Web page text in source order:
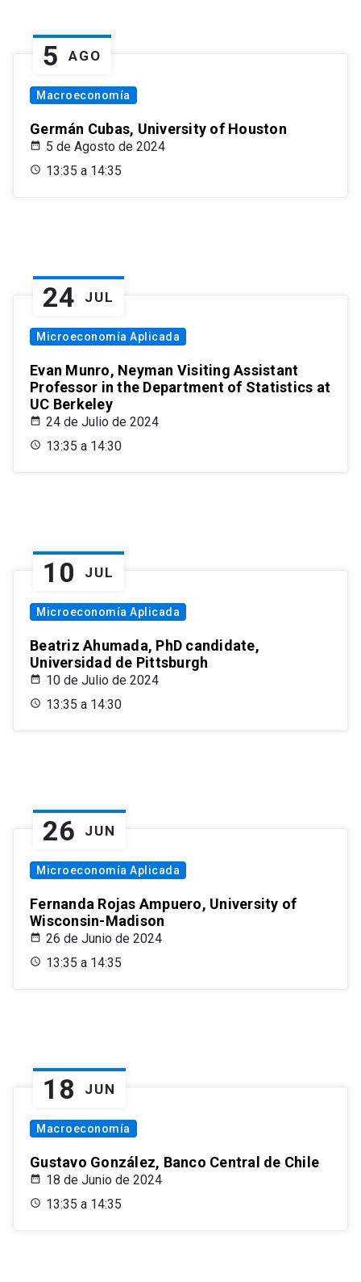
5 AGO
Macroeconomía
Germán Cubas, University of Houston
5 de Agosto de 2024
13:35 a 14:35
24 JUL
Microeconomía Aplicada
Evan Munro, Neyman Visiting Assistant
Professor in the Department of Statistics at
UC Berkeley
24 de Julio de 2024
13:35 a 14:30
10 JUL
Microeconomía Aplicada
Beatriz Ahumada, PhD candidate,
Universidad de Pittsburgh
10 de Julio de 2024
13:35 a 14:30
26 JUN
Microeconomía Aplicada
Fernanda Rojas Ampuero, University of
Wisconsin-Madison
26 de Junio de 2024
13:35 a 14:35
18 JUN
Macroeconomía
Gustavo González, Banco Central de Chile
18 de Junio de 2024
13:35 a 14:35